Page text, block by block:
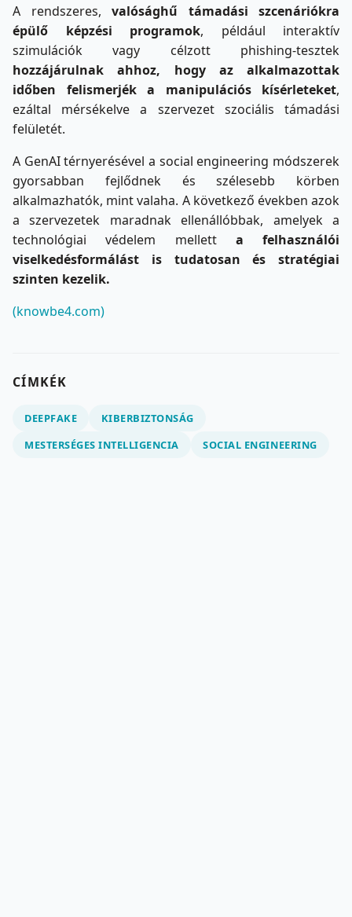
A rendszeres, valósághű támadási szcenáriókra
épülő képzési programok, például interaktív
szimulációk vagy célzott phishing-tesztek
hozzájárulnak ahhoz, hogy az alkalmazottak
időben felismerjék a manipulációs kísérleteket,
ezáltal mérsékelve a szervezet szociális támadási
felületét.
A GenAI térnyerésével a social engineering módszerek
gyorsabban fejlődnek és szélesebb körben
alkalmazhatók, mint valaha. A következő években azok
a szervezetek maradnak ellenállóbbak, amelyek a
technológiai védelem mellett a felhasználói
viselkedésformálást is tudatosan és stratégiai
szinten kezelik.
(knowbe4.com)
CÍMKÉK
DEEPFAKE
KIBERBIZTONSÁG
MESTERSÉGES INTELLIGENCIA
SOCIAL ENGINEERING